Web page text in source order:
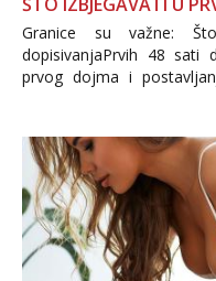
Granice su važne:
dopisivanjaPrvih 48 sati
prvog dojma i
Važno je izbjeći
informacija, jer
povjerenje. Takođe...